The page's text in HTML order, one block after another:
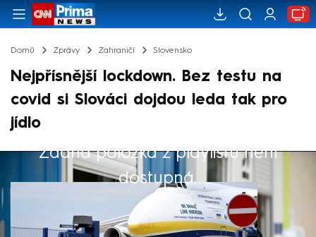
Domů Zprávy Zahraničí Slovensko
Nejpřísnější lockdown. Bez testu na
covid si Slováci dojdou leda tak pro
jídlo
Žádná položka z playlistu není
dostupná.
Výběr redakce